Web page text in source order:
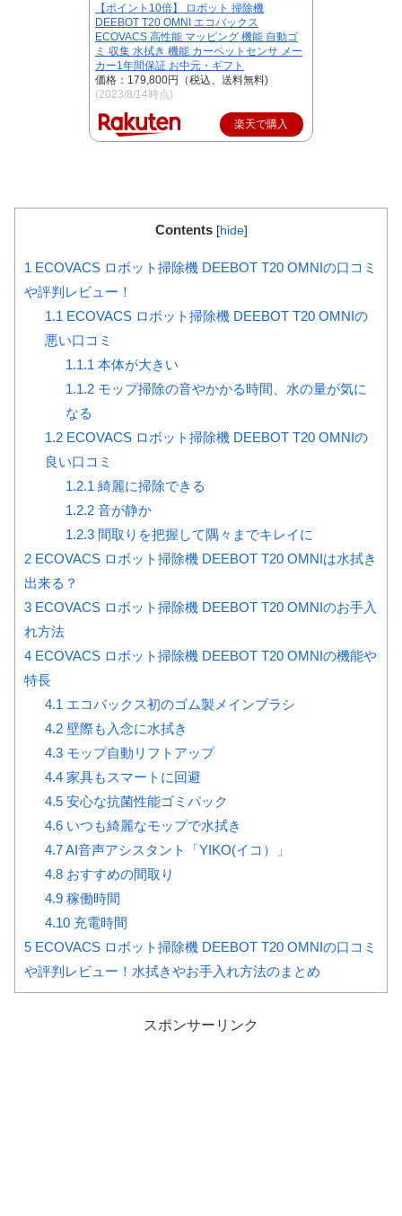
【ポイント10倍】 ロボット 掃除機
DEEBOT T20 OMNI エコバックス
ECOVACS 高性能 マッピング 機能 自動ゴ
ミ 収集 水拭き 機能 カーペットセンサ メー
カー1年間保証 お中元・ギフト
価格：179,800円（税込、送料無料)
(2023/8/14時点)
楽天で購入
Contents [hide]
1 ECOVACS ロボット掃除機 DEEBOT T20 OMNIの口コミ
や評判レビュー！
1.1 ECOVACS ロボット掃除機 DEEBOT T20 OMNIの
悪い口コミ
1.1.1 本体が大きい
1.1.2モップ掃除の音やかかる時間、水の量が気に
なる
1.2ECOVACS ロボット掃除機 DEEBOT T20 OMNIの
良い口コミ
1.2.1 綺麗に掃除できる
1.2.2音が静か
1.2.3間取りを把握して隅々までキレイに
2 ECOVACS ロボット掃除機 DEEBOT T20 OMNIは水拭き
出来る？
3 ECOVACS ロボット掃除機 DEEBOT T20 OMNIのお手入
れ方法
4 ECOVACS ロボット掃除機 DEEBOT T20 OMNIの機能や
特長
4.1 エコバックス初のゴム製メインブラシ
4.2壁際も入念に水拭き
4.3モップ自動リフトアップ
4.4家具もスマートに回避
4.5安心な抗菌性能ゴミパック
4.6いつも綺麗なモップで水拭き
4.7AI音声アシスタント「YIKO(イコ）」
4.8おすすめの間取り
4.9稼働時間
4.10充電時間
5 ECOVACS ロボット掃除機 DEEBOT T20 OMNIの口コミ
や評判レビュー！水拭きやお手入れ方法のまとめ
スポンサーリンク